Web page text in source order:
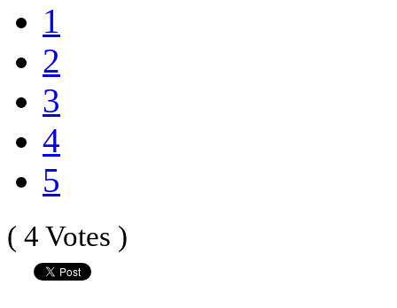
1
2
3
4
5
( 4 Votes )